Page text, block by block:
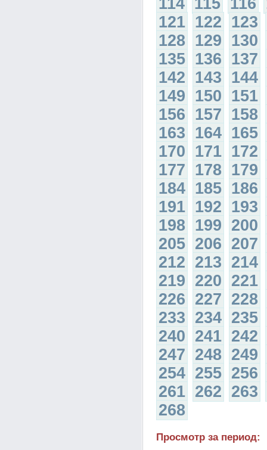
114 115 116
121 122 123
128 129 130
135 136 137
142 143 144
149 150 151
156 157 158
163 164 165
170 171 172
177 178 179
184 185 186
191 192 193
198 199 200
205 206 207
212 213 214
219 220 221
226 227 228
233 234 235
240 241 242
247 248 249
254 255 256
261 262 263
268
Просмотр за период: